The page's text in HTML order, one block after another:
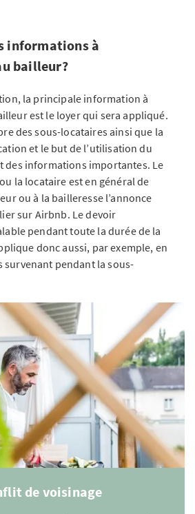
informations à
bailleur?
la principale information à
est le loyer qui sera appliqué.
des sous-locataires ainsi que la
et le but de l’utilisation du
des informations importantes. Le
la locataire est en général de
ou à la bailleresse l’annonce
sur Airbnb. Le devoir
pendant toute la durée de la
donc aussi, par exemple, en
survenant pendant la sous-
de voisinage